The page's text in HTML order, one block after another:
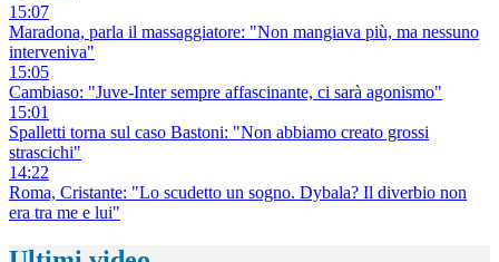
15:07
Maradona, parla il massaggiatore: "Non mangiava più, ma nessuno
interveniva"
15:05
Cambiaso: "Juve-Inter sempre affascinante, ci sarà agonismo"
15:01
Spalletti torna sul caso Bastoni: "Non abbiamo creato grossi
strascichi"
14:22
Roma, Cristante: "Lo scudetto un sogno. Dybala? Il diverbio non
era tra me e lui"